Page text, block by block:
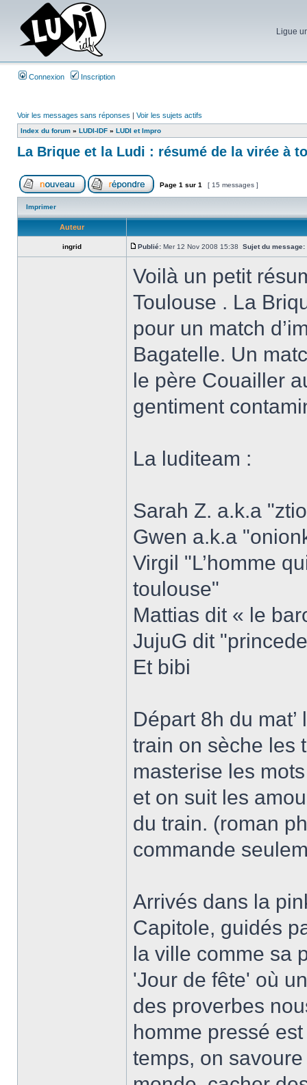
Ligue
Connexion Inscription
Voir les messages sans réponses | Voir les sujets actifs
Index du forum » LUDI-IDF » LUDI et Impro
La Brique et la Ludi : résumé de la virée à
Page 1 sur 1 [ 15 messages ]
Imprimer
Auteur
ingrid Publié: Mer 12 Nov 2008 15:38 Sujet du message:
Voilà un petit
Toulouse . La
pour un match
Bagatelle. Un
le père Couailler
gentiment
La luditeam :
Sarah Z. a.k.a
Gwen a.k.a
Virgil "L’homme
toulouse"
Mattias dit « le
JujuG dit
Et bibi
Départ 8h du
train on sèche les
masterise les
et on suit les
du train. (roman
commande
Arrivés dans la
Capitole, guidés
la ville comme sa
'Jour de fête' où
des proverbes
homme pressé
temps, on